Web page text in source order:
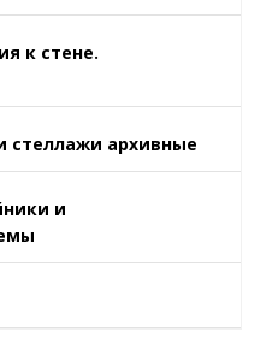
к стене.
архивные
и